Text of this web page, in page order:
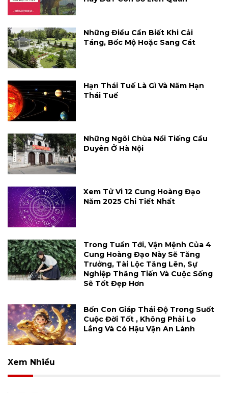
Những Điều Cần Biết Khi Cải
Táng, Bốc Mộ Hoặc Sang Cát
Hạn Thái Tuế Là Gì Và Năm Hạn
Thái Tuế
Những Ngôi Chùa Nổi Tiếng Cầu
Duyên Ở Hà Nội
Xem Tử Vi 12 Cung Hoàng Đạo
Năm 2025 Chi Tiết Nhất
Trong Tuần Tới, Vận Mệnh Của 4
Cung Hoàng Đạo Này Sẽ Tăng
Trưởng, Tài Lộc Tăng Lên, Sự
Nghiệp Thăng Tiến Và Cuộc Sống
Sẽ Tốt Đẹp Hơn
Bốn Con Giáp Thái Độ Trong Suốt
Cuộc Đời Tốt , Không Phải Lo
Lắng Và Có Hậu Vận An Lành
Xem Nhiều